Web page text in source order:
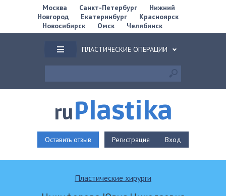
Москва Санкт-Петербург
Нижний
Новгород
Екатеринбург
Красноярск
Новосибирск
Омск Челябинск
ПЛАСТИЧЕСКИЕ ОПЕРАЦИИ
ruPlastika
Оставить отзыв Регистрация Вход
Пластические хирурги